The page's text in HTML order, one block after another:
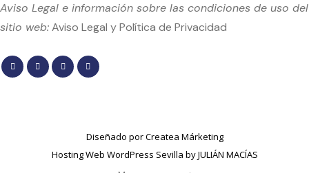
Aviso Legal e información sobre las condiciones de uso del
sitio web:Aviso Legal yPolítica de Privacidad
Diseñado porCreatea Márketing
Hosting Web WordPress Sevilla by JULIÁN MACÍAS